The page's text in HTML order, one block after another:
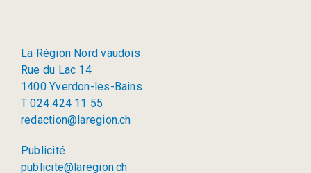
La Région Nord vaudois
Rue du Lac 14
1400 Yverdon-les-Bains
T 024 424 11 55
redaction@laregion.ch
Publicité
publicite@laregion.ch